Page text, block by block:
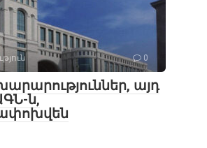
0
այդ
ն,